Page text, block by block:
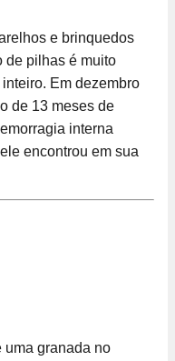
e brinquedos
de pilhas é muito
Em dezembro
de 13 meses de
interna
encontrou em sua
uma granada no